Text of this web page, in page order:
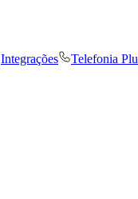
Integrações Telefonia